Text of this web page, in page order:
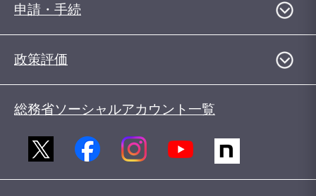
申請・手続
政策評価
総務省ソーシャルアカウント一覧